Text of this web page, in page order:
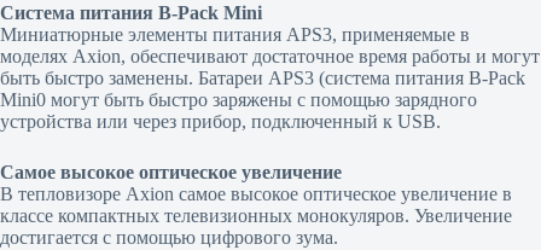
Система питания B-Pack Mini
Миниатюрные элементы питания APS3, применяемые в
моделях Axion, обеспечивают достаточное время работы и могут
быть быстро заменены. Батареи APS3 (система питания B-Pack
Mini0 могут быть быстро заряжены с помощью зарядного
устройства или через прибор, подключенный к USB.
Самое высокое оптическое увеличение
В тепловизоре Axion самое высокое оптическое увеличение в
классе компактных телевизионных монокуляров. Увеличение
достигается с помощью цифрового зума.